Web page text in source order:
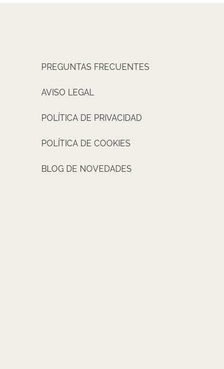
PREGUNTAS FRECUENTES
AVISO LEGAL
POLÍTICA DE PRIVACIDAD
POLÍTICA DE COOKIES
BLOG DE NOVEDADES